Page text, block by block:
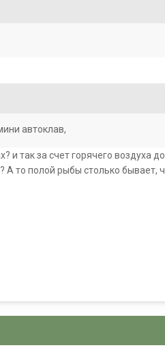
автоклав,
и так за счет горячего воздуха
А то полой рыбы столько бывает,